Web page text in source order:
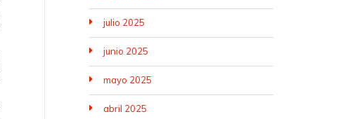
julio 2025
junio 2025
mayo 2025
abril 2025